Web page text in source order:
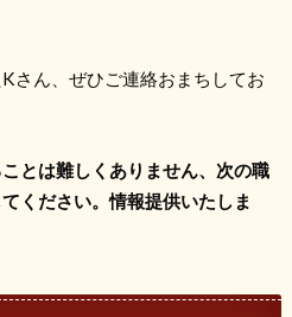
さん、ぜひご連絡おまちしてお
とは難しくありません、次の職
ください。情報提供いたしま